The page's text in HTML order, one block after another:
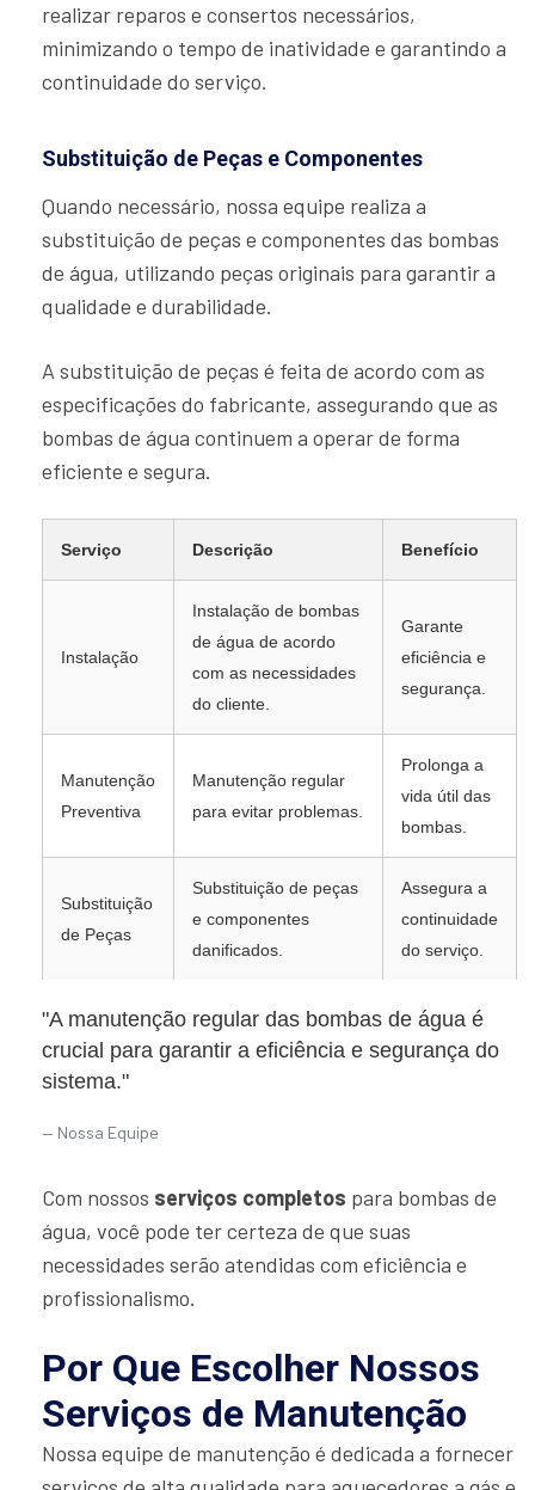
realizar reparos e consertos necessários,
minimizando o tempo de inatividade e garantindo a
continuidade do serviço.
Substituição de Peças e Componentes
Quando necessário, nossa equipe realiza a
substituição de peças e componentes das bombas
de água, utilizando peças originais para garantir a
qualidade e durabilidade.
A substituição de peças é feita de acordo com as
especificações do fabricante, assegurando que as
bombas de água continuem a operar de forma
eficiente e segura.
Serviço Descrição Benefício
Instalação
Instalação de bombas
de água de acordo
com as necessidades
do cliente.
Garante
eficiência e
segurança.
Manutenção
Preventiva
Manutenção regular
para evitar problemas.
Prolonga a
vida útil das
bombas.
Substituição
de Peças
Substituição de peças
e componentes
danificados.
Assegura a
continuidade
do serviço.
"A manutenção regular das bombas de água é
crucial para garantir a eficiência e segurança do
sistema."
Nossa Equipe
Com nossos serviços completos para bombas de
água, você pode ter certeza de que suas
necessidades serão atendidas com eficiência e
profissionalismo.
Por Que Escolher Nossos
Serviços de Manutenção
Nossa equipe de manutenção é dedicada a fornecer